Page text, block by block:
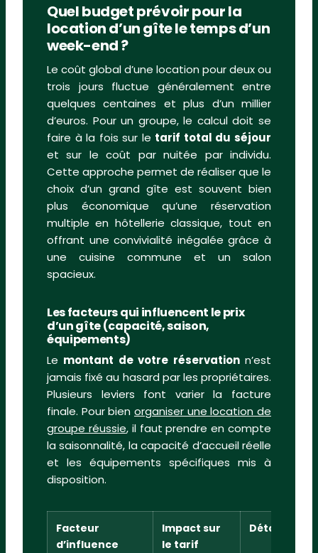
Quel budget prévoir pour la
location d’un gîte le temps d’un
week-end ?
Le coût global d’une location pour deux ou
trois jours fluctue généralement entre
quelques centaines et plus d’un millier
d’euros. Pour un groupe, le calcul doit se
faire à la fois sur le tarif total du séjour
et sur le coût par nuitée par individu.
Cette approche permet de réaliser que le
choix d’un grand gîte est souvent bien
plus économique qu’une réservation
multiple en hôtellerie classique, tout en
offrant une convivialité inégalée grâce à
une cuisine commune et un salon
spacieux.
Les facteurs qui influencent le prix
d’un gîte (capacité, saison,
équipements)
Le montant de votre réservationn’est
jamais fixé au hasard par les propriétaires.
Plusieurs leviers font varier la facture
finale. Pour bien organiser une location de
groupe réussie, il faut prendre en compte
la saisonnalité, la capacité d’accueil réelle
et les équipements spécifiques mis à
disposition.
Facteur
d’influence
Impact sur
le tarif
Détails